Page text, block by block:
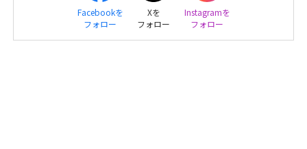
Facebookを
フォロー
Xを
フォロー
Instagramを
フォロー